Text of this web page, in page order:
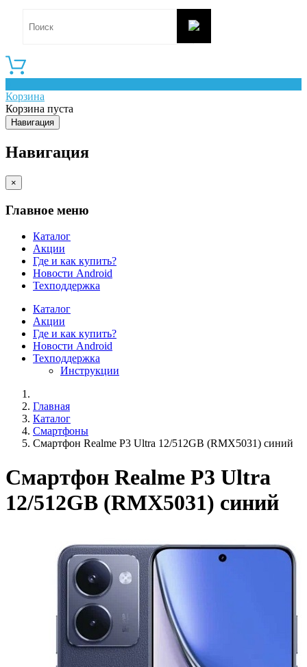
Корзина
Корзина пуста
Навигация
Навигация
×
Главное меню
Каталог
Акции
Где и как купить?
Новости Android
Техподдержка
Каталог
Акции
Где и как купить?
Новости Android
Техподдержка
Инструкции
Главная
Каталог
Смартфоны
Смартфон Realme P3 Ultra 12/512GB (RMX5031) синий
Смартфон Realme P3 Ultra
12/512GB (RMX5031) синий